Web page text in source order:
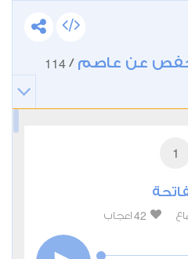
حفص عن عاصم /
114
1
42 اعجاب